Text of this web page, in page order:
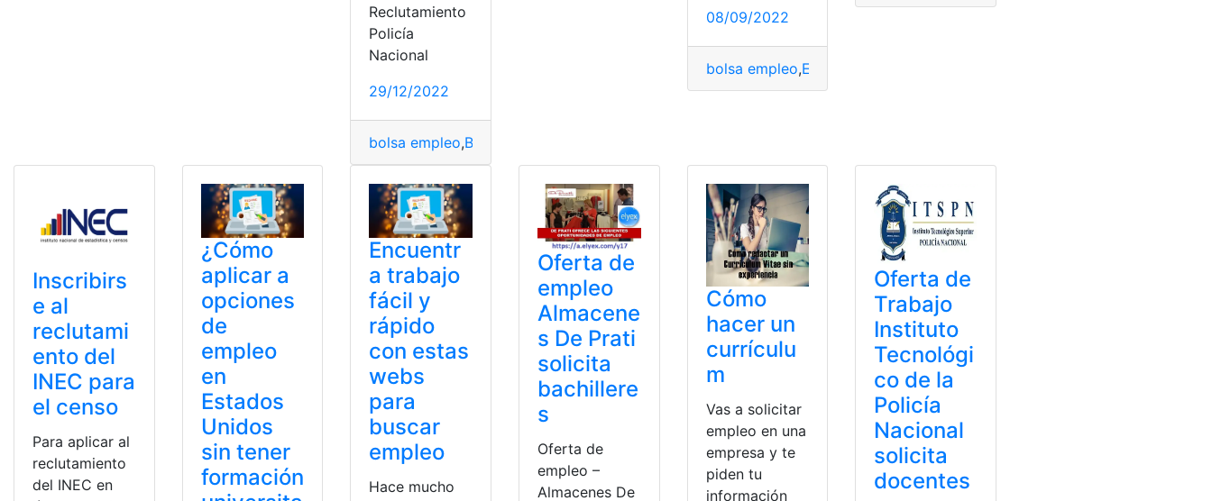
Reclutamiento
Policía
Nacional
29/12/2022
bolsa empleo,Buscar trabajo
08/09/2022
bolsa empleo,Empleo
Inscribirs
e al
reclutami
ento del
INEC para
el censo
Para aplicar al
reclutamiento
del INEC en
¿Cómo
aplicar a
opciones
de
empleo
en
Estados
Unidos
sin tener
formación
Encuentr
a trabajo
fácil y
rápido
con estas
webs
para
buscar
empleo
Hace mucho
Oferta de
empleo
Almacene
s De Prati
solicita
bachillere
s
Oferta de
empleo –
Almacenes De
Cómo
hacer un
currículu
m
Vas a solicitar
empleo en una
empresa y te
piden tu
información
Oferta de
Trabajo
Instituto
Tecnológi
co de la
Policía
Nacional
solicita
docentes